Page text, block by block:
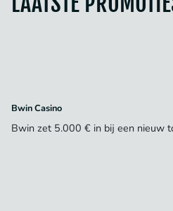
Bwin Casino
Bwin zet 5.000 € in bij een nieuw